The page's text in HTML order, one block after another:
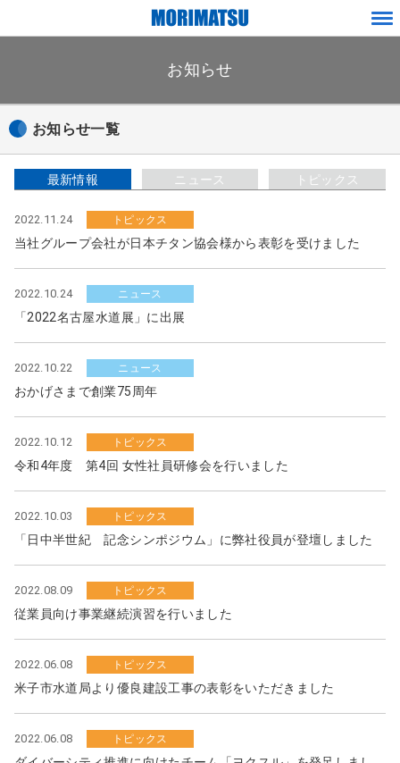
動
す
サ
イ
通
メ
ニ
ュ
移
動
ペ
ー
ジ
に
メ
お知らせ
お知らせ一覧
最新情報 ニュース トピックス
2022.11.24 トピックス
当社グループ会社が日本チタン協会様から表彰を受けました
2022.10.24 ニュース
「2022名古屋水道展」に出展
2022.10.22 ニュース
おかげさまで創業75周年
2022.10.12 トピックス
令和4年度 第4回 女性社員研修会を行いました
2022.10.03 トピックス
「日中半世紀 記念シンポジウム」に弊社役員が登壇しました
2022.08.09 トピックス
従業員向け事業継続演習を行いました
2022.06.08 トピックス
米子市水道局より優良建設工事の表彰をいただきました
2022.06.08 トピックス